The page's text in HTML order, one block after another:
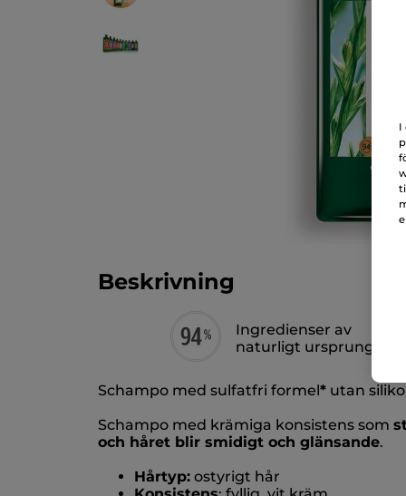
Beskrivning
Ingredienser av
naturligt ursprung
Schampo med sulfatfri formel* utan
Schampo med krämiga konsistens som
och håret blir smidigt och glänsande.
Hårtyp: ostyrigt hår
I